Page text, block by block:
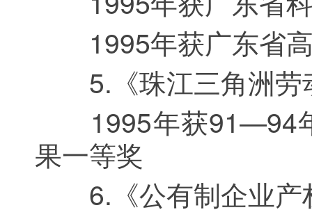
1995年获广东省高
5.《珠江三角洲劳
1995年获91—94年
果一等奖
6.《公有制企业产